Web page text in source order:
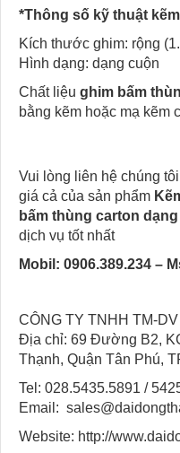
*Thông số kỹ thuật
Kích thước ghim: rộng
Hình dạng: dạng cuộn
Chất liệu ghim bấm
bằng kẽm hoặc mạ kẽm
Vui lòng liên hệ chúng
giá cả của sản phẩm
bấm thùng carton
dịch vụ tốt nhất
Mobil: 0906.389.234 –
CÔNG TY TNHH TM-
Địa chỉ: 69 Đường B2,
Thạnh, Quận Tân Phú,
Tel: 028.5435.5891 /
Email:
Website: http://